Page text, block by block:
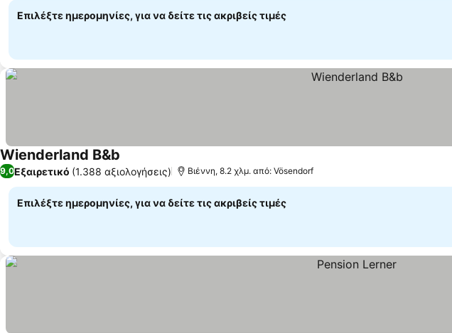
Επιλέξτε ημερομηνίες, για να δείτε τις ακριβείς τιμές
Wienderland B&b
9,0Εξαιρετικό (1.388 αξιολογήσεις) Βιέννη, 8.2 χλμ. από: Vösendorf
Επιλέξτε ημερομηνίες, για να δείτε τις ακριβείς τιμές